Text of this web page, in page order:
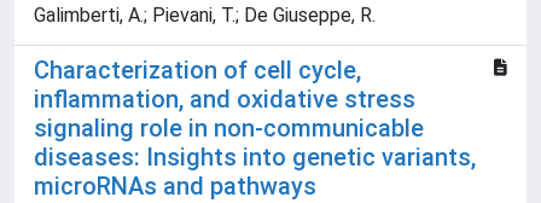
Galimberti, A.; Pievani, T.; De Giuseppe, R.
Characterization of cell cycle,
inflammation, and oxidative stress
signaling role in non-communicable
diseases: Insights into genetic variants,
microRNAs and pathways